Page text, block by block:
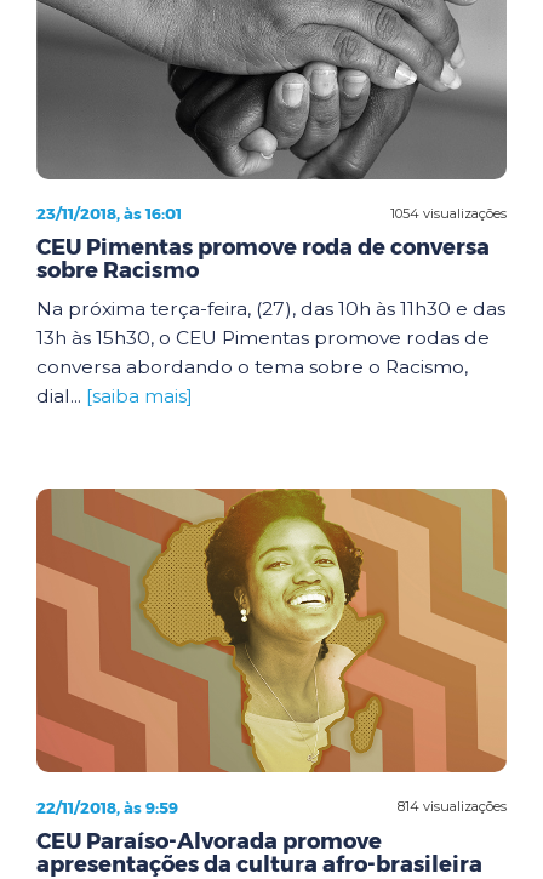
1054 visualizações
23/11/2018, às 16:01
CEU Pimentas promove roda de conversa
sobre Racismo
Na próxima terça-feira, (27), das 10h às 11h30 e das
13h às 15h30, o CEU Pimentas promove rodas de
conversa abordando o tema sobre o Racismo,
dial... [saiba mais]
814 visualizações
22/11/2018, às 9:59
CEU Paraíso-Alvorada promove
apresentações da cultura afro-brasileira